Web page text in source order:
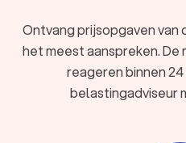
Ontvang prijsopgaven van
het meest aanspreken.
reageren binnen
belastingadviseur